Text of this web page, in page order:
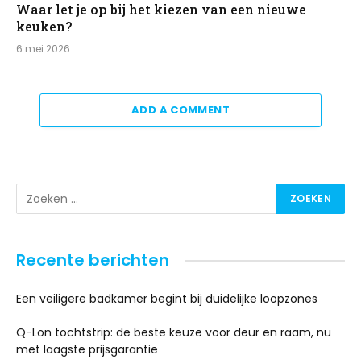
Waar let je op bij het kiezen van een nieuwe
keuken?
6 mei 2026
ADD A COMMENT
Recente berichten
Een veiligere badkamer begint bij duidelijke loopzones
Q-Lon tochtstrip: de beste keuze voor deur en raam, nu
met laagste prijsgarantie